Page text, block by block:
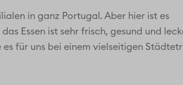
in ganz Portugal. Aber hier ist es
Essen ist sehr frisch, gesund und
für uns bei einem vielseitigen